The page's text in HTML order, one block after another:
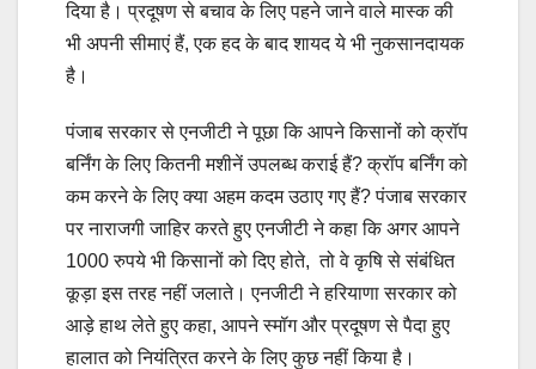
दिया है। प्रदूषण से बचाव के लिए पहने जाने वाले मास्क की
भी अपनी सीमाएं हैं, एक हद के बाद शायद ये भी नुकसानदायक
है।
पंजाब सरकार से एनजीटी ने पूछा कि आपने किसानों को क्रॉप
बर्निंग के लिए कितनी मशीनें उपलब्ध कराई हैं? क्रॉप बर्निंग को
कम करने के लिए क्या अहम कदम उठाए गए हैं? पंजाब सरकार
पर नाराजगी जाहिर करते हुए एनजीटी ने कहा कि अगर आपने
1000 रुपये भी किसानों को दिए होते, तो वे कृषि से संबंधित
कूड़ा इस तरह नहीं जलाते। एनजीटी ने हरियाणा सरकार को
आड़े हाथ लेते हुए कहा, आपने स्मॉग और प्रदूषण से पैदा हुए
हालात को नियंत्रित करने के लिए कुछ नहीं किया है।